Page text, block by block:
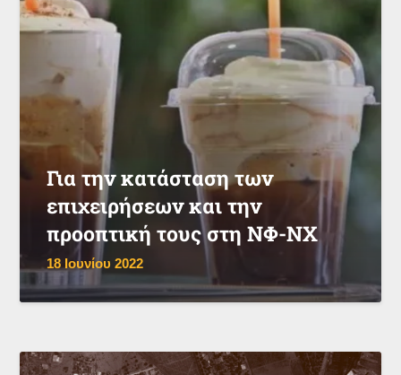
Για την κατάσταση των
επιχειρήσεων και την
προοπτική τους στη ΝΦ-ΝΧ
18 Ιουνίου 2022